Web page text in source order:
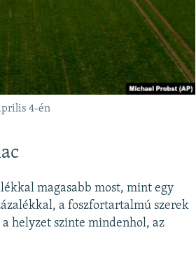
4-én
magasabb most, mint egy
a foszfortartalmú szerek
helyzet szinte mindenhol, az